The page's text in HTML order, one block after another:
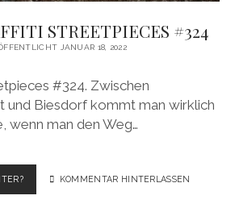
STREETPIECES #324
JANUAR 18, 2022
#324. Zwischen
und Biesdorf kommt man wirklich
wenn man den Weg…
BERLIN
GRAFFITI
KOMMENTAR HINTERLASSEN